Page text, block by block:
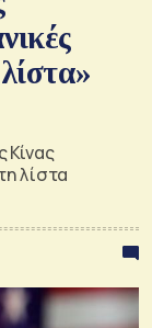
Κίνας
λίστα